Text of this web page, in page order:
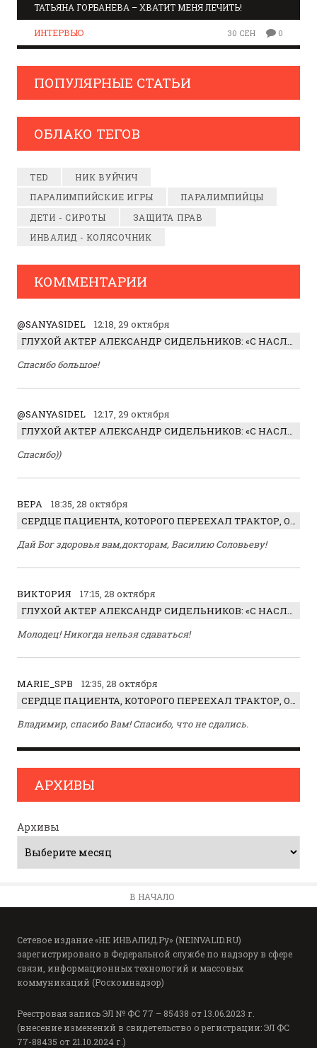
ТАТЬЯНА ГОРБАНЕВА – ХВАТИТ МЕНЯ ЛЕЧИТЬ!
ИНТЕРВЬЮ 30 СЕН 0
ПОПУЛЯРНЫЕ СТАТЬИ
ОБЛАКО ТЕГОВ
TED
НИК ВУЙЧИЧ
ПАРАЛИМПИЙСКИЕ ИГРЫ
ПАРАЛИМПИЙЦЫ
ДЕТИ - СИРОТЫ
ЗАЩИТА ПРАВ
ИНВАЛИД - КОЛЯСОЧНИК
КОММЕНТАРИИ
@SANYASIDEL
12:18, 29 октября
ГЛУХОЙ АКТЕР АЛЕКСАНДР СИДЕЛЬНИКОВ: «С НАСЛАЖДЕНИЕМ ИГРАЛ ОТРИЦАТЕЛЬНОГО ГЕРОЯ!»
Спасибо большое!
@SANYASIDEL
12:17, 29 октября
ГЛУХОЙ АКТЕР АЛЕКСАНДР СИДЕЛЬНИКОВ: «С НАСЛАЖДЕНИЕМ ИГРАЛ ОТРИЦАТЕЛЬНОГО ГЕРОЯ!»
Спасибо))
ВЕРА
18:35, 28 октября
СЕРДЦЕ ПАЦИЕНТА, КОТОРОГО ПЕРЕЕХАЛ ТРАКТОР, ОБНАРУЖИЛИ… В ЖИВОТЕ
Дай Бог здоровья вам,докторам, Василию Соловьеву!
ВИКТОРИЯ
17:15, 28 октября
ГЛУХОЙ АКТЕР АЛЕКСАНДР СИДЕЛЬНИКОВ: «С НАСЛАЖДЕНИЕМ ИГРАЛ ОТРИЦАТЕЛЬНОГО ГЕРОЯ!»
Молодец! Никогда нельзя сдаваться!
MARIE_SPB
12:35, 28 октября
СЕРДЦЕ ПАЦИЕНТА, КОТОРОГО ПЕРЕЕХАЛ ТРАКТОР, ОБНАРУЖИЛИ… В ЖИВОТЕ
Владимир, спасибо Вам! Спасибо, что не сдались.
АРХИВЫ
Архивы
В НАЧАЛО
Сетевое издание «НЕ ИНВАЛИД.Ру» (NEINVALID.RU)
зарегистрировано в Федеральной службе по надзору в сфере
связи, информационных технологий и массовых
коммуникаций (Роскомнадзор)
Реестровая запись ЭЛ № ФС 77 – 85438 от 13.06.2023 г.
(внесение изменений в свидетельство о регистрации: ЭЛ ФС
77-88435 от 21.10.2024 г.)